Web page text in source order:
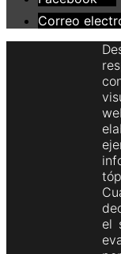
Correo
el